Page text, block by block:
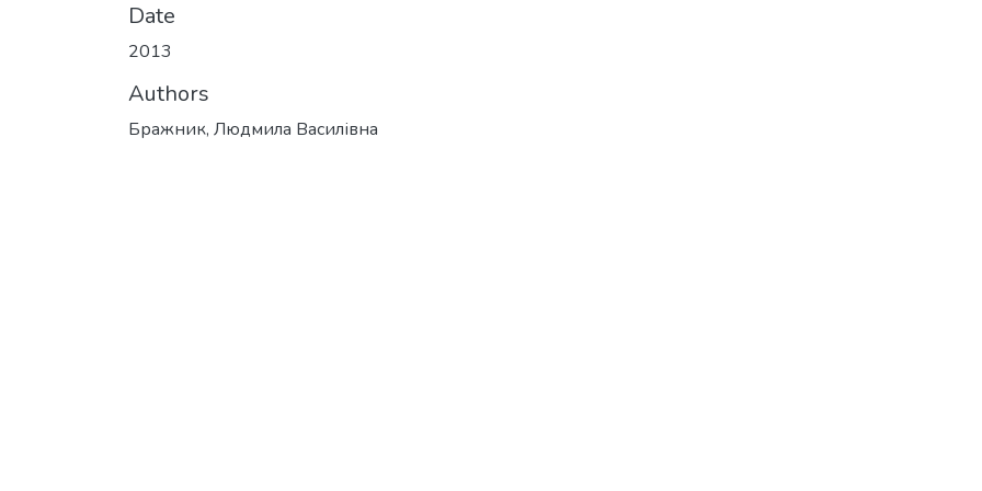
Date
2013
Authors
Бражник, Людмила Василівна